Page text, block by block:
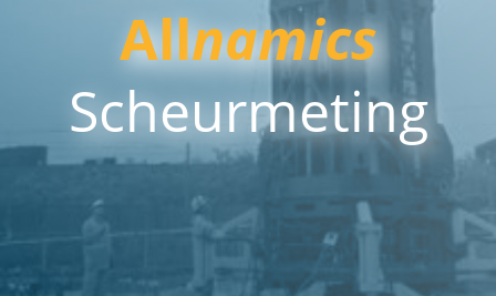
Allnamics
Scheurmeting